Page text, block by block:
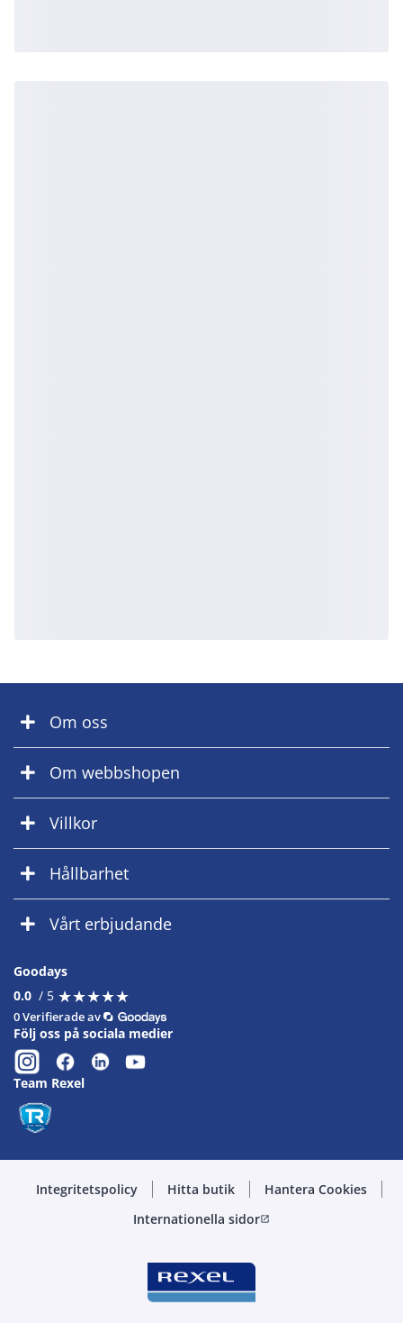
Om oss
Om webbshopen
Villkor
Hållbarhet
Vårt erbjudande
Goodays
0.0 / 5 ★★★★★
★★★★★
0 Verifierade av
Följ oss på sociala medier
Team Rexel
Integritetspolicy Hitta butik
Hantera Cookies
Internationella sidoropen_in_new